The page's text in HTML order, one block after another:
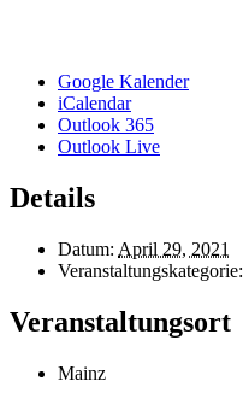
Google Kalender
iCalendar
Outlook 365
Outlook Live
Details
Datum: April 29, 2021
Veranstaltungskategorie:
Veranstaltungsort
Mainz